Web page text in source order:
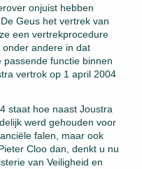
onjuist hebben
Geus het vertrek van
een vertrekprocedure
andere in dat
functie binnen
vertrok op 1 april 2004
staat hoe naast Joustra
werd gehouden voor
falen, maar ook
Cloo dan, denkt u nu
van Veiligheid en